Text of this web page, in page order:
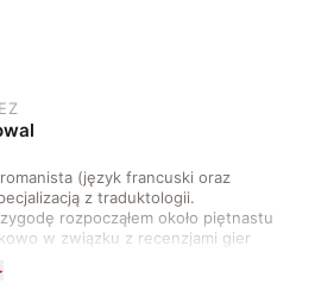
(język francuski oraz
z traduktologii.
rozpocząłem około piętnastu
w związku z recenzjami gier
filmów. Obecnie publikuję
na tematy związane z nauką